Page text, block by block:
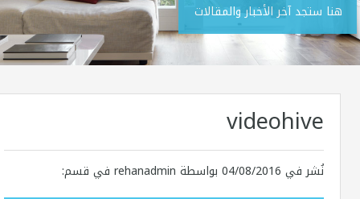
هنا ستجد آخر الأخبار والمقالات
videohive
نُشر في04/08/2016بواسطة rehanadmin في قسم: